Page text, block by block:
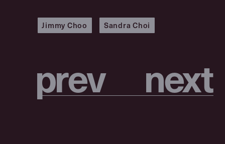
Jimmy Choo Sandra Choi
prev next